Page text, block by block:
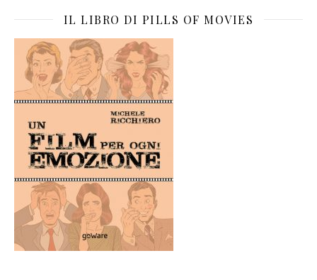
IL LIBRO DI PILLS OF MOVIES